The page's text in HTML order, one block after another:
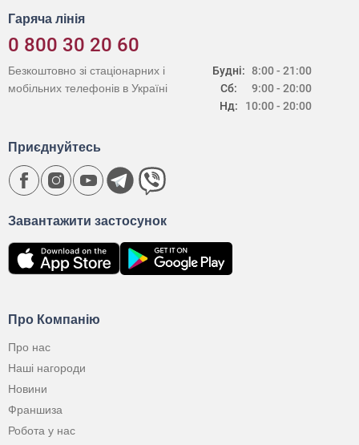
Гаряча лінія
0 800 30 20 60
Будні:
Сб:
Нд:
8:00 - 21:00
9:00 - 20:00
10:00 - 20:00
Безкоштовно зі стаціонарних і
мобільних телефонів в Україні
Про Компанію
Про нас
Наші нагороди
Новини
Франшиза
Робота у нас
Завантажити застосунок
Приєднуйтесь